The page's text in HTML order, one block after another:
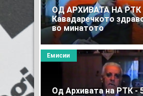
ОД АРХИВАТА НА РТК
Кавадаречкото
во минатото
Од Архивата на РТК -
Емисии